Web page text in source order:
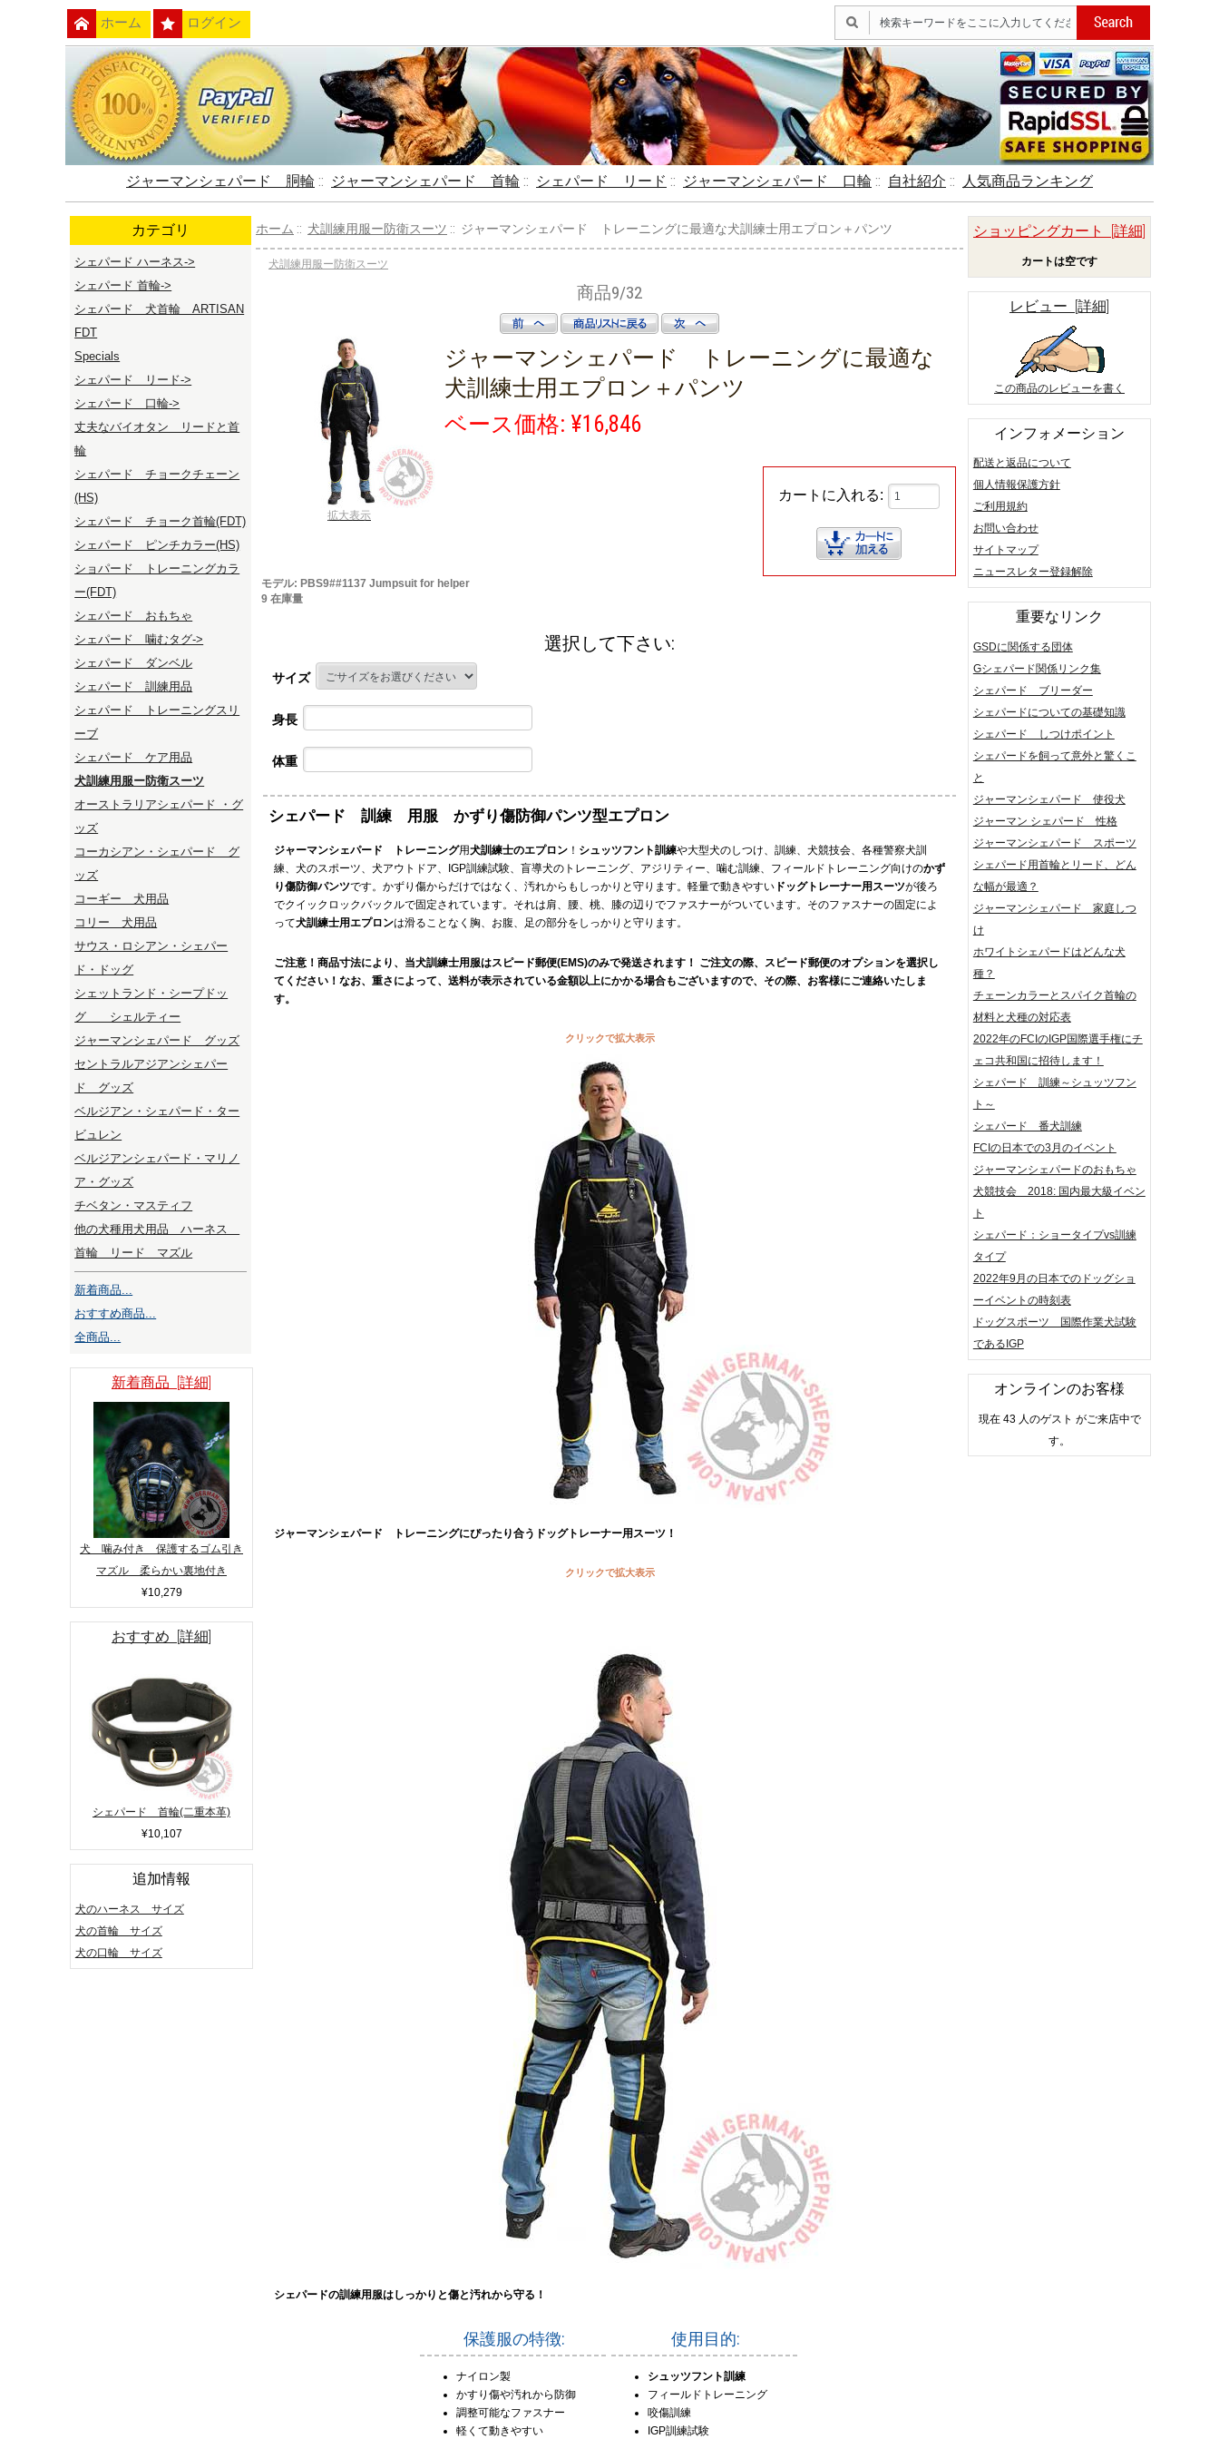
ホーム ログイン
ジャーマンシェパード 胴輪 :: ジャーマンシェパード 首輪 :: シェパード リード :: ジャーマンシェパード 口輪 :: 自社紹介 :: 人気商品ランキング
カテゴリ
シェパード ハーネス->
シェパード 首輪->
シェパード 犬首輪 ARTISAN
FDT
Specials
シェパード リード->
シェパード 口輪->
丈夫なバイオタン リードと首
輪
シェパード チョークチェーン
(HS)
シェパード チョーク首輪(FDT)
シェパード ピンチカラー(HS)
ショパード トレーニングカラ
ー(FDT)
シェパード おもちゃ
シェパード 噛むタグ->
シェパード ダンベル
シェパード 訓練用品
シェパード トレーニングスリ
ーブ
シェパード ケア用品
犬訓練用服ー防衛スーツ
オーストラリアシェパード ・グ
ッズ
コーカシアン・シェパード グ
ッズ
コーギー 犬用品
コリー 犬用品
サウス・ロシアン・シェパー
ド・ドッグ
シェットランド・シープドッ
グ シェルティー
ジャーマンシェパード グッズ
セントラルアジアンシェパー
ド グッズ
ベルジアン・シェパード・ター
ビュレン
ベルジアンシェパード・マリノ
ア・グッズ
チベタン・マスティフ
他の犬種用犬用品 ハーネス
首輪 リード マズル
新着商品...
おすすめ商品...
全商品...
新着商品 [詳細]
犬 噛み付き 保護するゴム引き
マズル 柔らかい裏地付き
¥10,279
おすすめ [詳細]
シェパード 首輪(二重本革)
¥10,107
追加情報
犬のハーネス サイズ
犬の首輪 サイズ
犬の口輪 サイズ
ホーム :: 犬訓練用服ー防衛スーツ :: ジャーマンシェパード トレーニングに最適な犬訓練士用エプロン＋パンツ
犬訓練用服ー防衛スーツ
商品9/32
拡大表示
ジャーマンシェパード トレーニングに最適な
犬訓練士用エプロン＋パンツ
ベース価格: ¥16,846
カートに入れる:
モデル: PBS9##1137 Jumpsuit for helper
9 在庫量
選択して下さい:
サイズ
身長
体重
シェパード 訓練 用服 かずり傷防御パンツ型エプロン
ジャーマンシェパード トレーニング用犬訓練士のエプロン ！ シュッツフント訓練や大型犬のしつけ、訓練、犬競技会、各種警察犬訓
練、犬のスポーツ、犬アウトドア、IGP訓練試験、盲導犬のトレーニング、アジリティー、噛む訓練、フィールドトレーニング向けのかず
り傷防御パンツです。かずり傷からだけではなく、汚れからもしっかりと守ります。軽量で動きやすい ドッグトレーナー用スーツが後ろ
でクイックロックバックルで固定されています。それは肩、腰、桃、膝の辺りでファスナーがついています。そのファスナーの固定によ
って犬訓練士用エプロンは滑ることなく胸、お腹、足の部分をしっかりと守ります。
ご注意！商品寸法により、当犬訓練士用服はスピード郵便(EMS)のみで発送されます！ ご注文の際、スピード郵便のオプションを選択し
てください！なお、重さによって、送料が表示されている金額以上にかかる場合もございますので、その際、お客様にご連絡いたしま
す。
クリックで拡大表示
ジャーマンシェパード トレーニングにぴったり合うドッグトレーナー用スーツ！
クリックで拡大表示
シェパードの訓練用服はしっかりと傷と汚れから守る！
保護服の特徴:
ナイロン製
かすり傷や汚れから防御
調整可能なファスナー
軽くて動きやすい
使用目的:
シュッツフント訓練
フィールドトレーニング
咬傷訓練
IGP訓練試験
ショッピングカート [詳細]
カートは空です
レビュー [詳細]
この商品のレビューを書く
インフォメーション
配送と返品について
個人情報保護方針
ご利用規約
お問い合わせ
サイトマップ
ニュースレター登録解除
重要なリンク
GSDに関係する団体
Gシェパード関係リンク集
シェパード ブリーダー
シェパードについての基礎知識
シェパード しつけポイント
シェパードを飼って意外と驚くこ
と
ジャーマンシェパード 使役犬
ジャーマン シェパード 性格
ジャーマンシェパード スポーツ
シェパード用首輪とリード、どん
な幅が最適？
ジャーマンシェパード 家庭しつ
け
ホワイトシェパードはどんな犬
種？
チェーンカラーとスパイク首輪の
材料と犬種の対応表
2022年のFCIのIGP国際選手権にチ
ェコ共和国に招待します！
シェパード 訓練～シュッツフン
ト～
シェパード 番犬訓練
FCIの日本での3月のイベント
ジャーマンシェパードのおもちゃ
犬競技会 2018: 国内最大級イベン
ト
シェパード：ショータイプvs訓練
タイプ
2022年9月の日本でのドッグショ
ーイベントの時刻表
ドッグスポーツ 国際作業犬試験
であるIGP
オンラインのお客様
現在 43 人のゲスト がご来店中で
す。